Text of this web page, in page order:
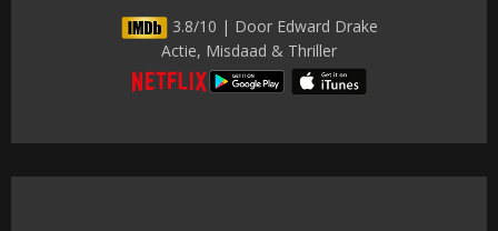
3.8/10 | Door Edward Drake
Actie, Misdaad & Thriller